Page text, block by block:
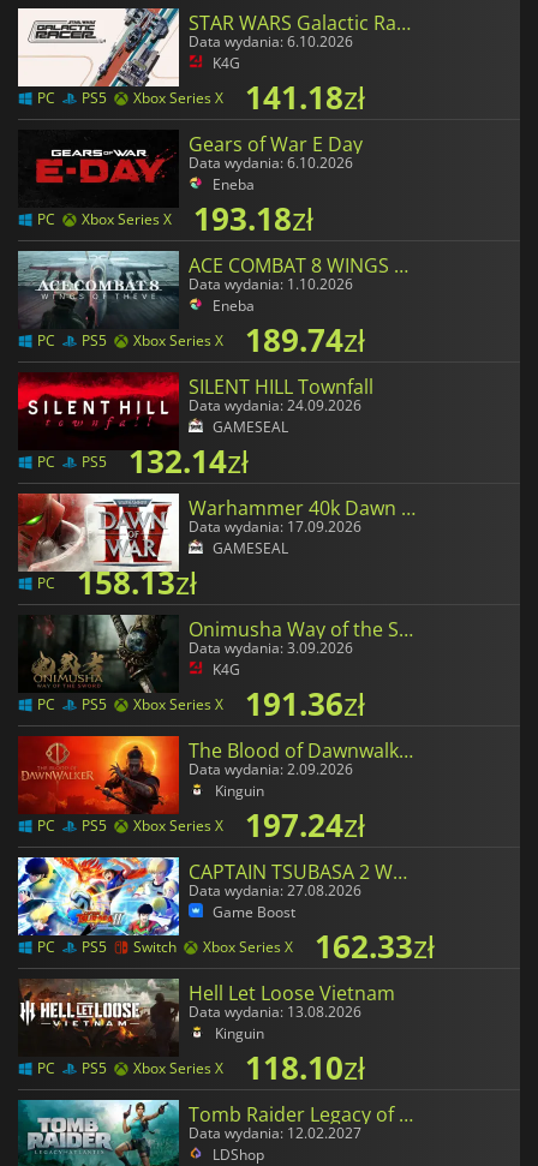
STAR WARS Galactic Racer
Data wydania: 6.10.2026
K4G
PC
PS5 Xbox Series X 141.18zł
Gears of War E Day
Data wydania: 6.10.2026
Eneba
PC
Xbox Series X 193.18zł
ACE COMBAT 8 WINGS OF THEVE
Data wydania: 1.10.2026
Eneba
PC
PS5 Xbox Series X 189.74zł
SILENT HILL Townfall
Data wydania: 24.09.2026
GAMESEAL
PC
PS5 132.14zł
Warhammer 40k Dawn of War 4
Data wydania: 17.09.2026
GAMESEAL
PC
158.13zł
Onimusha Way of the Sword
Data wydania: 3.09.2026
K4G
PC
PS5 Xbox Series X 191.36zł
The Blood of Dawnwalker
Data wydania: 2.09.2026
Kinguin
PC
PS5 Xbox Series X 197.24zł
CAPTAIN TSUBASA 2 WORLD FIGHTERS
Data wydania: 27.08.2026
Game Boost
PC
PS5 Switch Xbox Series X 162.33zł
Hell Let Loose Vietnam
Data wydania: 13.08.2026
Kinguin
PC
PS5 Xbox Series X 118.10zł
Tomb Raider Legacy of Atlantis
Data wydania: 12.02.2027
LDShop